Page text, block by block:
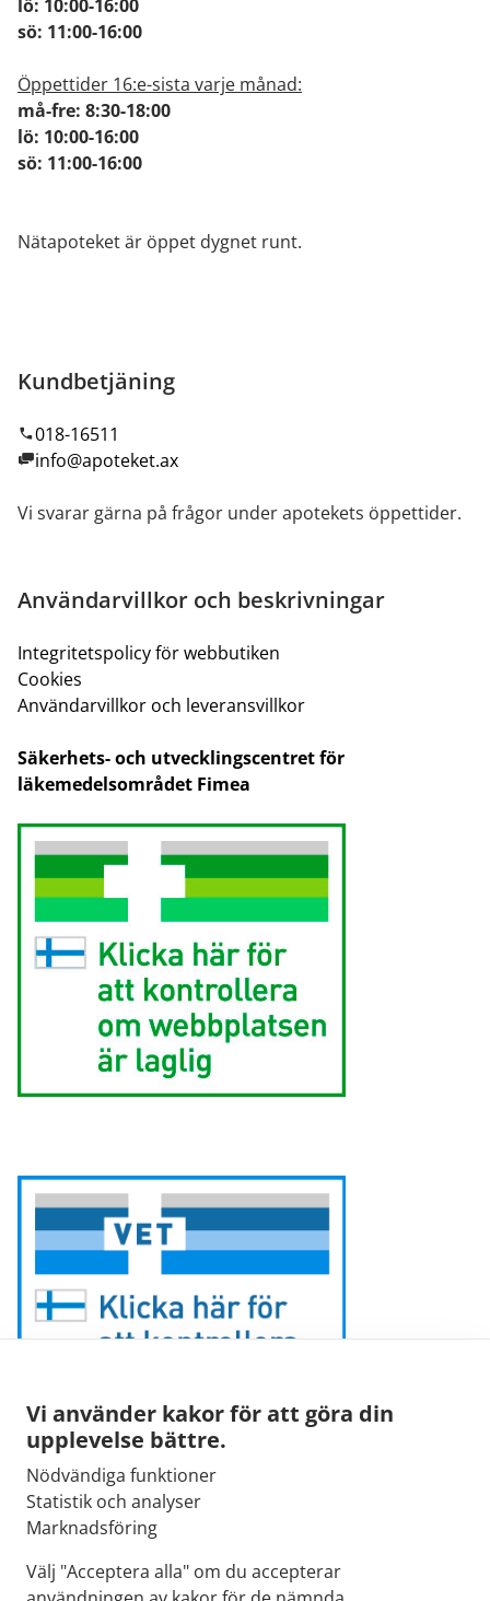
Vi använder kakor för att göra din
upplevelse bättre.
Nödvändiga funktioner
Statistik och analyser
Marknadsföring
Välj "Acceptera alla" om du accepterar
lö: 10:00-16:00
sö: 11:00-16:00
Öppettider 16:e-sista varje månad:
må-fre: 8:30-18:00
lö: 10:00-16:00
sö: 11:00-16:00
Nätapoteket är öppet dygnet runt.
Kundbetjäning
018-16511
info@apoteket.ax
Vi svarar gärna på frågor under apotekets öppettider.
Användarvillkor och beskrivningar
Integritetspolicy för webbutiken
Cookies
Användarvillkor och leveransvillkor
Säkerhets- och utvecklingscentret för
läkemedelsområdet Fimea
E-post:
kirjaamo@fimea.fi
Fimeas växel:
029 522 3341